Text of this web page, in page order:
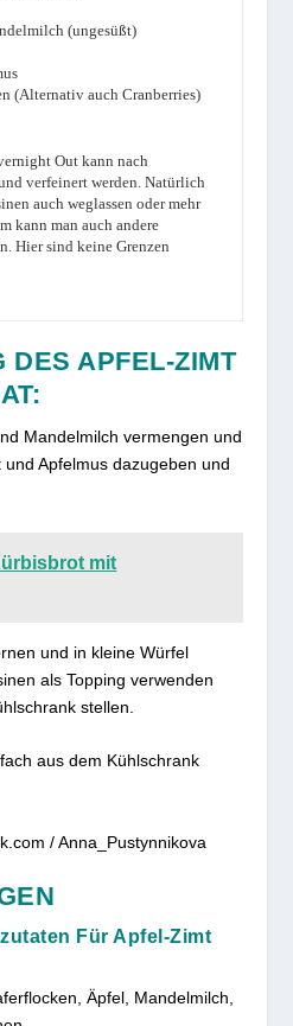
(ungesüßt)
(Alternativ auch Cranberries)
Out kann nach
verfeinert werden. Natürlich
auch weglassen oder mehr
kann man auch andere
Hier sind keine Grenzen
DES APFEL-ZIMT
Mandelmilch vermengen und
Apfelmus dazugeben und
mit
und in kleine Würfel
als Topping verwenden
stellen.
aus dem Kühlschrank
/ Anna_Pustynnikova
Für Apfel-Zimt
Äpfel, Mandelmilch,